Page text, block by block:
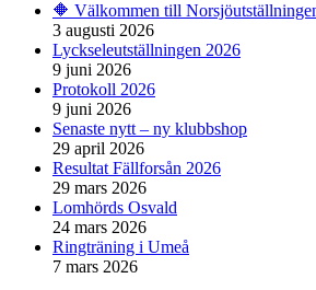
🔶️ Välkommen till
3 augusti 2026
Lyckseleutställningen 2026
9 juni 2026
Protokoll 2026
9 juni 2026
Senaste nytt – ny klubbshop
29 april 2026
Resultat Fällforsån 2026
29 mars 2026
Lomhörds Osvald
24 mars 2026
Ringträning i Umeå
7 mars 2026